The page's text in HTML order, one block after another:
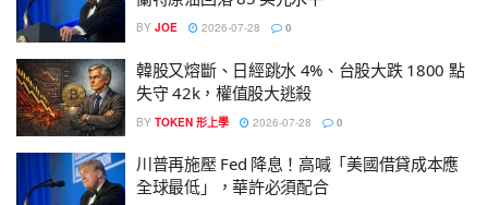
BY JOE 2026-07-28 0
韓股又熔斷、日經跳水 4%、台股大跌 1800 點
失守 42k，權值股大逃殺
BY TOKEN 形上學 2026-07-28 0
川普再施壓 Fed 降息！高喊「美國借貸成本應
全球最低」，華許必須配合